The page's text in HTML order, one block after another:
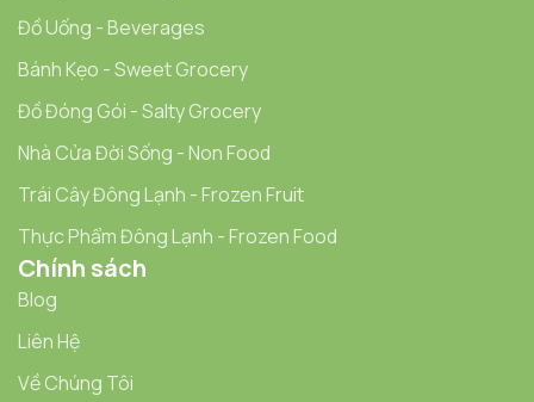
Đồ Uống - Beverages
Bánh Kẹo - Sweet Grocery
Đồ Đóng Gói - Salty Grocery
Nhà Cửa Đời Sống - Non Food
Trái Cây Đông Lạnh - Frozen Fruit
Thực Phẩm Đông Lạnh - Frozen Food
Chính sách
Blog
Liên Hệ
Về Chúng Tôi